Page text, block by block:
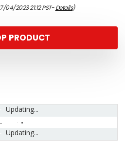
04/2023 21:12 PST-Details)
PRODUCT
Updating...
Updating...
-